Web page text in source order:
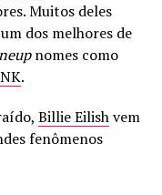
Muitos deles
dos melhores de
nomes como
.
Billie Eilishvem
fenômenos